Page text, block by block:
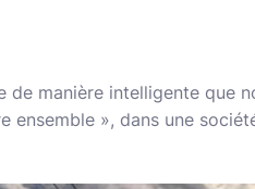
de manière intelligente que
ensemble », dans une